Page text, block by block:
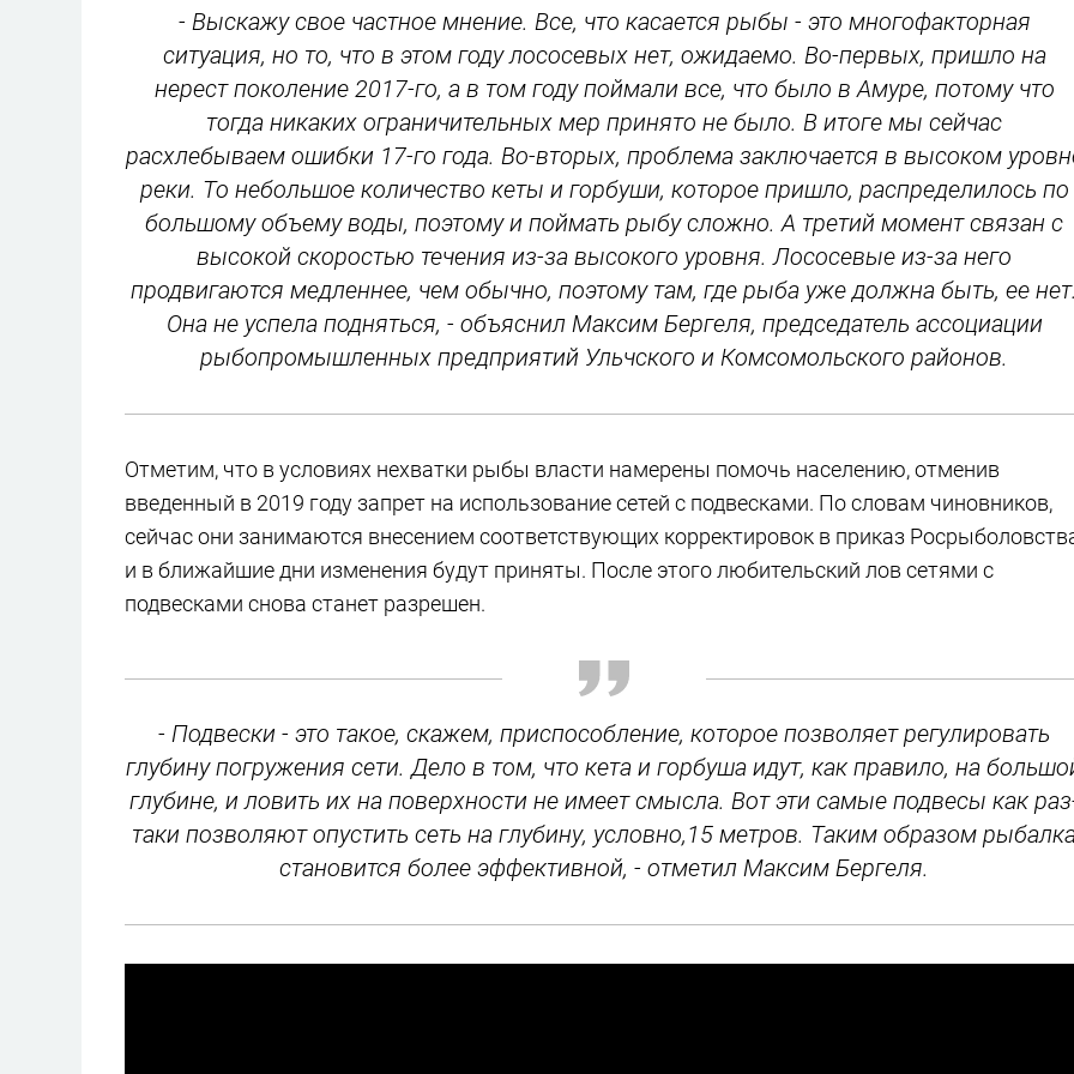
- Выскажу свое частное мнение. Все, что касается рыбы - это многофакторная
ситуация, но то, что в этом году лососевых нет, ожидаемо. Во-первых, пришло на
нерест поколение 2017-го, а в том году поймали все, что было в Амуре, потому что
тогда никаких ограничительных мер принято не было. В итоге мы сейчас
расхлебываем ошибки 17-го года. Во-вторых, проблема заключается в высоком
реки. То небольшое количество кеты и горбуши, которое пришло, распределилось по
большому объему воды, поэтому и поймать рыбу сложно. А третий момент связан с
высокой скоростью течения из-за высокого уровня. Лососевые из-за него
продвигаются медленнее, чем обычно, поэтому там, где рыба уже должна быть, ее нет.
Она не успела подняться, - объяснил Максим Бергеля, председатель ассоциации
рыбопромышленных предприятий Ульчского и Комсомольского районов.
Отметим, что в условиях нехватки рыбы власти намерены помочь населению, отменив
введенный в 2019 году запрет на использование сетей с подвесками. По словам чиновников,
сейчас они занимаются внесением соответствующих корректировок в приказ
и в ближайшие дни изменения будут приняты. После этого любительский лов сетями с
подвесками снова станет разрешен.
- Подвески - это такое, скажем, приспособление, которое позволяет регулировать
глубину погружения сети. Дело в том, что кета и горбуша идут, как правило, на
глубине, и ловить их на поверхности не имеет смысла. Вот эти самые подвесы как
таки позволяют опустить сеть на глубину, условно,15 метров. Таким образом
становится более эффективной, - отметил Максим Бергеля.